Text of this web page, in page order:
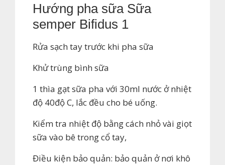
Hướng pha sữa Sữa
semper Bifidus 1
Rửa sạch tay trước khi pha sữa
Khử trùng bình sữa
1 thìa gạt sữa pha với 30ml nước ở nhiệt
độ 40độ C, lắc đều cho bé uống.
Kiểm tra nhiệt độ bằng cách nhỏ vài giọt
sữa vào bê trong cổ tay,
Điều kiện bảo quản: bảo quản ở nơi khô